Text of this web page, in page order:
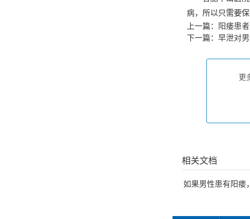
病，所以只需要
上一篇：
阳痿患
下一篇：早泄对
更
相关文档
如果男性患有阳瘘